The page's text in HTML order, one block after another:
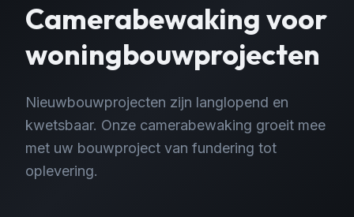
Camerabewaking voor
woningbouwprojecten
Nieuwbouwprojecten zijn langlopend en
kwetsbaar. Onze camerabewaking groeit mee
met uw bouwproject van fundering tot
oplevering.